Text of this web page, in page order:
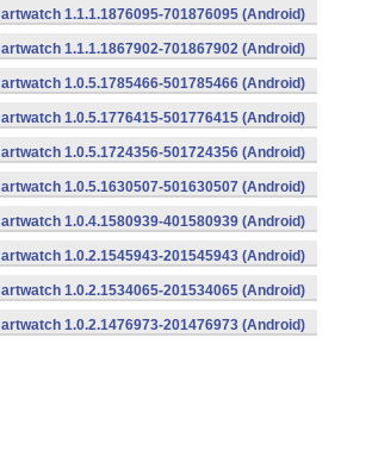
1.1.1.1876095-701876095 (Android)
1.1.1.1867902-701867902 (Android)
1.0.5.1785466-501785466 (Android)
1.0.5.1776415-501776415 (Android)
1.0.5.1724356-501724356 (Android)
1.0.5.1630507-501630507 (Android)
1.0.4.1580939-401580939 (Android)
1.0.2.1545943-201545943 (Android)
1.0.2.1534065-201534065 (Android)
1.0.2.1476973-201476973 (Android)